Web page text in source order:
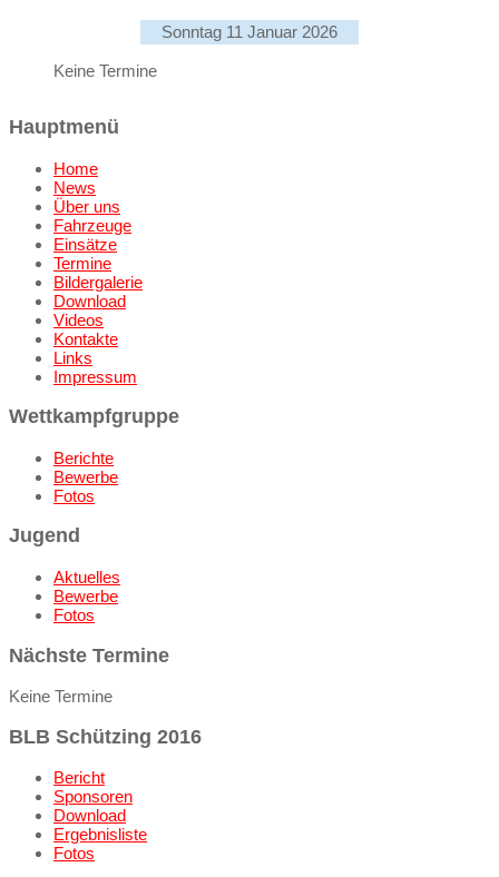
Sonntag 11 Januar 2026
Keine Termine
Hauptmenü
Home
News
Über uns
Fahrzeuge
Einsätze
Termine
Bildergalerie
Download
Videos
Kontakte
Links
Impressum
Wettkampfgruppe
Berichte
Bewerbe
Fotos
Jugend
Aktuelles
Bewerbe
Fotos
Nächste Termine
Keine Termine
BLB Schützing 2016
Bericht
Sponsoren
Download
Ergebnisliste
Fotos